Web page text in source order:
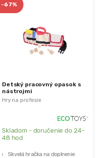
Hry na profesie
-67%
Detský pracovný opasok s
nástrojmi
Skladom - doručenie do 24-
48 hod
Skvelá hračka na doplnenie